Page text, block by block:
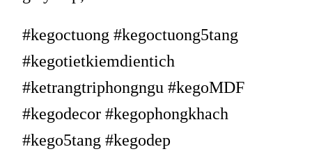
#kegoctuong #kegoctuong5tang
#kegotietkiemdientich
#ketrangtriphongngu #kegoMDF
#kegodecor #kegophongkhach
#kego5tang #kegodep